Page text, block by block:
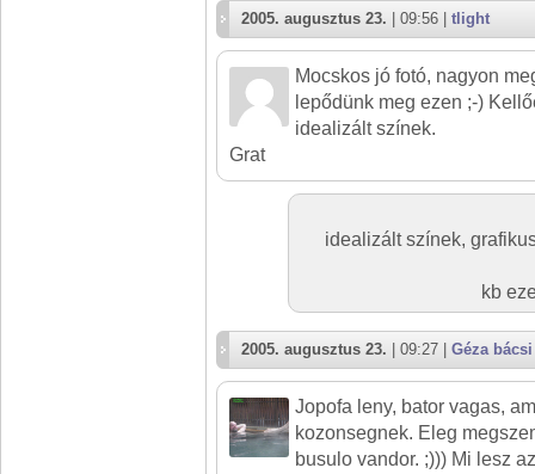
2005. augusztus 23. | 09:56 | tlight
Mocskos jó fotó, nagyon
lepődünk meg ezen ;-)
idealizált színek.
Grat
idealizált színek,
kb
2005. augusztus 23. | 09:27 | Géza bácsi
Jopofa leny, bator vagas,
kozonsegnek. Eleg
busulo vandor. ;))) Mi lesz